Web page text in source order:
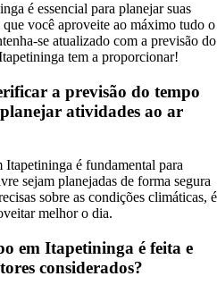
é essencial para planejar suas
você aproveite ao máximo tudo o
se atualizado com a previsão do
tem a proporcionar!
a previsão do tempo
atividades ao ar
é fundamental para
sejam planejadas de forma segura
sobre as condições climáticas, é
melhor o dia.
em Itapetininga é feita e
considerados?